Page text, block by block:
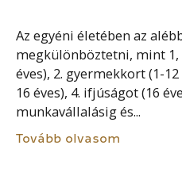
Az egyéni életében az
megkülönböztetni, mint 1,
éves), 2. gyermekkort (1-
16 éves), 4. ifjúságot (16
munkavállalásig és...
Tovább olvasom